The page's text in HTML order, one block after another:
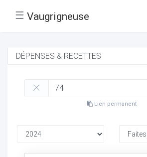
☰ Vaugrigneuse
Lien permanent